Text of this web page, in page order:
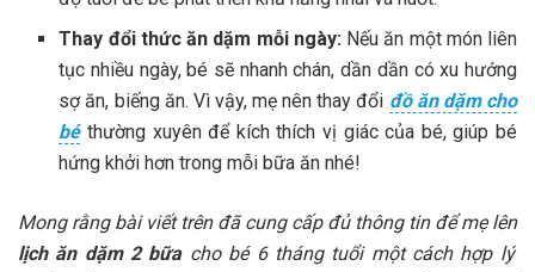
Thay đổi thức ăn dặm mỗi ngày:Nếu ăn một món liên
tục nhiều ngày, bé sẽ nhanh chán, dần dần có xu hướng
sợ ăn, biếng ăn. Vì vậy, mẹ nên thay đổi đồ ăn dặm cho
béthường xuyên để kích thích vị giác của bé, giúp bé
hứng khởi hơn trong mỗi bữa ăn nhé!
Mong rằng bài viết trên đã cung cấp đủ thông tin để mẹ lên
lịch ăn dặm 2 bữacho bé 6 tháng tuổi một cách hợp lý